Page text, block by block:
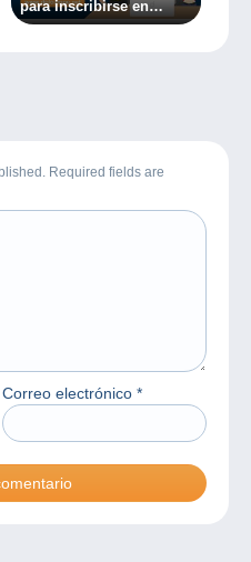
para inscribirse en
nuestro concurso y para
Required fields are
Correo electrónico *